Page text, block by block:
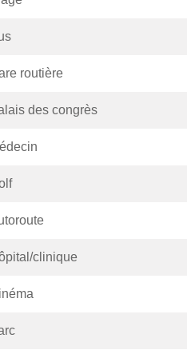
routière
des congrès
clinique